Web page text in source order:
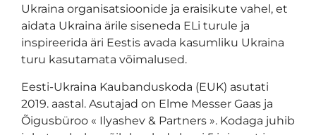
Ukraina organisatsioonide ja eraisikute vahel, et
aidata Ukraina ärile siseneda ELi turule ja
inspireerida äri Eestis avada kasumliku Ukraina
turu kasutamata võimalused.
Eesti-Ukraina Kaubanduskoda (EUK) asutati
2019. aastal. Asutajad on Elme Messer Gaas ja
Õigusbüroo « Ilyashev & Partners ». Kodaga juhib